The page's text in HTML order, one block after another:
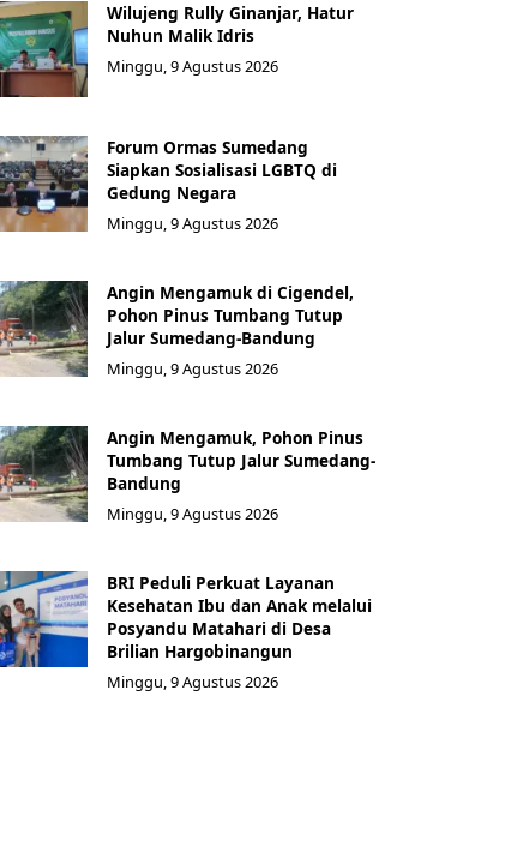
Wilujeng Rully Ginanjar, Hatur
Nuhun Malik Idris
Minggu, 9 Agustus 2026
Forum Ormas Sumedang
Siapkan Sosialisasi LGBTQ di
Gedung Negara
Minggu, 9 Agustus 2026
Angin Mengamuk di Cigendel,
Pohon Pinus Tumbang Tutup
Jalur Sumedang-Bandung
Minggu, 9 Agustus 2026
Angin Mengamuk, Pohon Pinus
Tumbang Tutup Jalur Sumedang-
Bandung
Minggu, 9 Agustus 2026
BRI Peduli Perkuat Layanan
Kesehatan Ibu dan Anak melalui
Posyandu Matahari di Desa
Brilian Hargobinangun
Minggu, 9 Agustus 2026